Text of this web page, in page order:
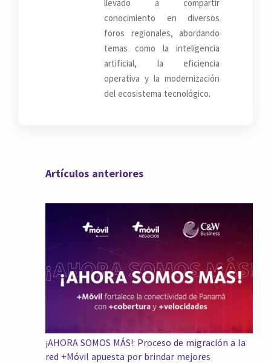
llevado a compartir
conocimiento en diversos
foros regionales, abordando
temas como la inteligencia
artificial, la eficiencia
operativa y la modernización
del ecosistema tecnológico.
Artículos anteriores
¡AHORA SOMOS MÁS!: Proceso de migración a la
red +Móvil apuesta por brindar mejores